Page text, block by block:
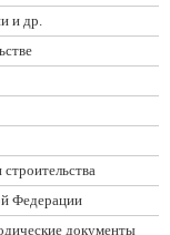
и др.
Федерации
документы